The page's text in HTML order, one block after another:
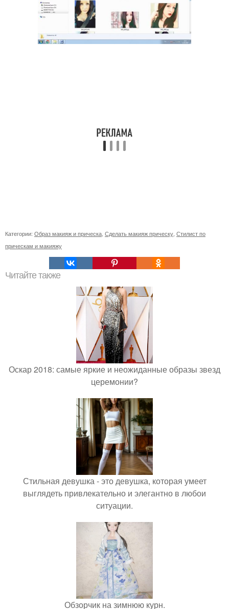
Категории: Образ макияж и прическа Сделать макияж прическу Стилист по
прическам и макияжу
Читайте также
Оскар 2018: самые яркие и неожиданные образы звезд
церемонии?
Стильная девушка - это девушка, которая умеет
выглядеть привлекательно и элегантно в любои
ситуации.
Обзорчик на зимнюю курн.